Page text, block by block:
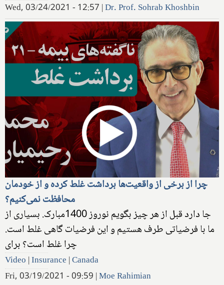
Wed, 03/24/2021 - 12:57 |Dr. Prof. Sohrab Khoshbin
چرا از برخی از واقعیت‌ها برداشت غلط کرده و از خودمان
محافظت نمی‌کنیم؟
جا دارد قبل از هر چیز بگویم نوروز 1400مبارک. ‌بسیاری‌ از
ما با فرضیاتی طرف هستیم و این فرضیات گاهی غلط است.
چرا غلط است؟ برای
Video |Insurance |Canada
Fri, 03/19/2021 - 09:59 |Moe Rahimian